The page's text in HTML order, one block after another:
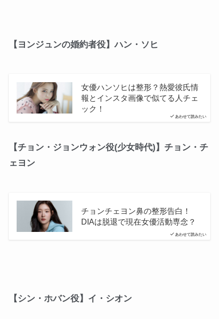
【ヨンジュンの婚約者役】ハン・ソヒ
あわせて読みたい
女優ハンソヒは整形？熱愛彼氏情
報とインスタ画像で似てる人チェ
ック！
【チョン・ジョンウォン役(少女時代)】チョン・チ
ェヨン
あわせて読みたい
チョンチェヨン鼻の整形告白！
DIAは脱退で現在女優活動専念？
【シン・ホバン役】イ・シオン